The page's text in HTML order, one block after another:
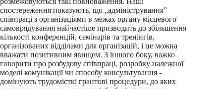
спостереження показують, що „адміністрування”
співпраці з організаціями в межах органу місцевого
самоврядування найчастіше призводить до збільшення
кількості конференцій, семінарів та тренінгів,
організованих відділами для організацій, і це можна
вважати позитивним явищем. З іншого боку, важко
говорити про розбудову співпраці, розробку належної
моделі комунікації чи способу консультування -
домінують трудомісткі грантові процедури, до яких